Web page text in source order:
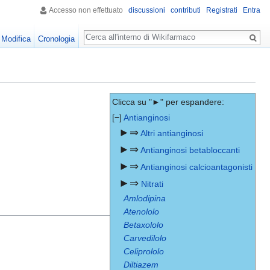
Clicca su "►" per espandere:
[−] Antianginosi
►⇒Altri antianginosi
►⇒Antianginosi betabloccanti
►⇒Antianginosi calcioantagonisti
►⇒ Nitrati
Amlodipina
Atenololo
Betaxololo
Carvedilolo
Celiprololo
Diltiazem
Accesso non effettuato discussioni contributi Registrati Entra
Modifica Cronologia
Ricerca